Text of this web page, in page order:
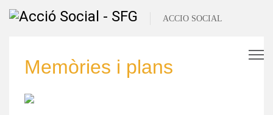
Memòries i plans